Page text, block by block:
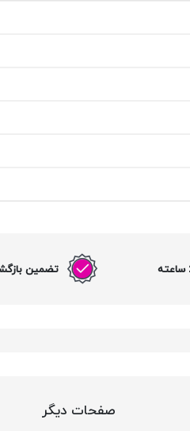
تضمین
صفحات دیگر